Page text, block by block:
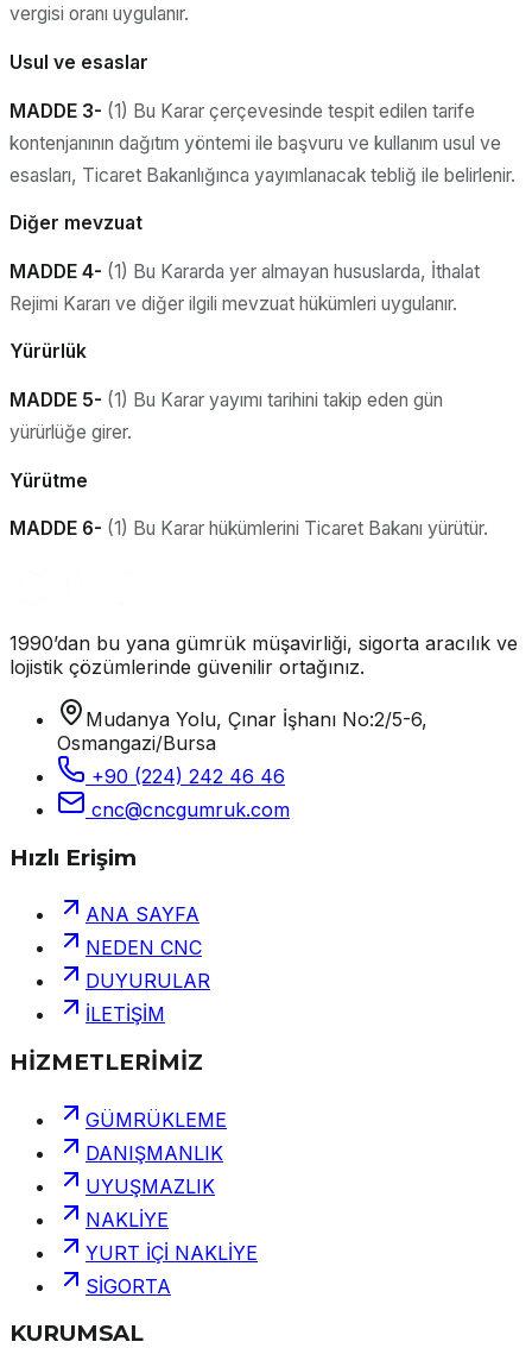
vergisi oranı uygulanır.
Usul ve esaslar
MADDE 3- (1) Bu Karar çerçevesinde tespit edilen tarife
kontenjanının dağıtım yöntemi ile başvuru ve kullanım usul ve
esasları, Ticaret Bakanlığınca yayımlanacak tebliğ ile belirlenir.
Diğer mevzuat
MADDE 4- (1) Bu Kararda yer almayan hususlarda, İthalat
Rejimi Kararı ve diğer ilgili mevzuat hükümleri uygulanır.
Yürürlük
MADDE 5- (1) Bu Karar yayımı tarihini takip eden gün
yürürlüğe girer.
Yürütme
MADDE 6- (1) Bu Karar hükümlerini Ticaret Bakanı yürütür.
1990’dan bu yana gümrük müşavirliği, sigorta aracılık ve
lojistik çözümlerinde güvenilir ortağınız.
Mudanya Yolu, Çınar İşhanı No:2/5-6,
Osmangazi/Bursa
+90 (224) 242 46 46
cnc@cncgumruk.com
Hızlı Erişim
ANA SAYFA
NEDEN CNC
DUYURULAR
İLETİŞİM
HİZMETLERİMİZ
GÜMRÜKLEME
DANIŞMANLIK
UYUŞMAZLIK
NAKLİYE
YURT İÇİ NAKLİYE
SİGORTA
KURUMSAL